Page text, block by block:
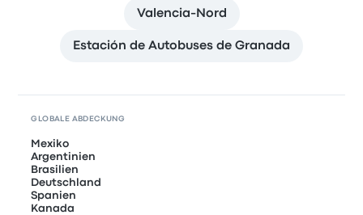
Valencia-Nord
Estación de Autobuses de Granada
GLOBALE ABDECKUNG
Mexiko
Argentinien
Brasilien
Deutschland
Spanien
Kanada